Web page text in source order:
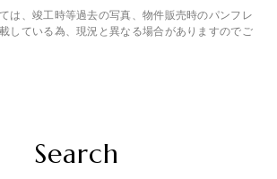
は、竣工時等過去の写真、物件販売時のパンフレ
している為、現況と異なる場合がありますのでご
Search